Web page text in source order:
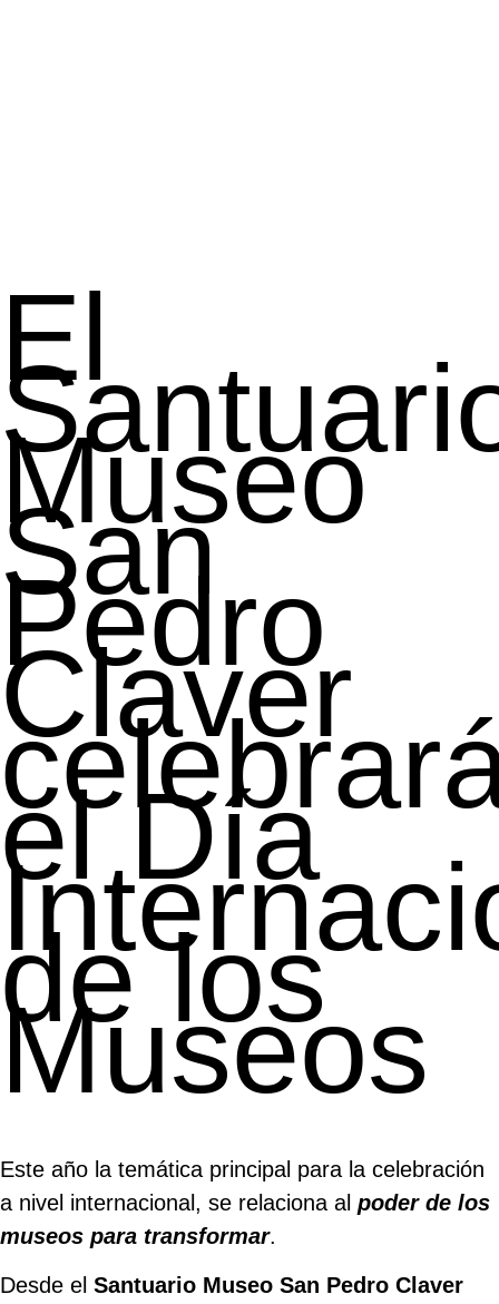
El
Museo
San
Pedro
Claver
el Día
de los
Museos
Este año la temática principal para la celebración
a nivel internacional, se relaciona al poder de los
museos para transformar.
Desde el Santuario Museo San Pedro Claver